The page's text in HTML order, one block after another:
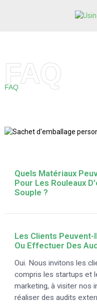
FAQ
FAQ
Quels Matériaux
Pour Les Rouleaux
Souple ?
Les Clients
Ou Effectuer Des
Oui. Nous invitons les
compris les startups et
marketing, à visiter nos
réaliser des audits